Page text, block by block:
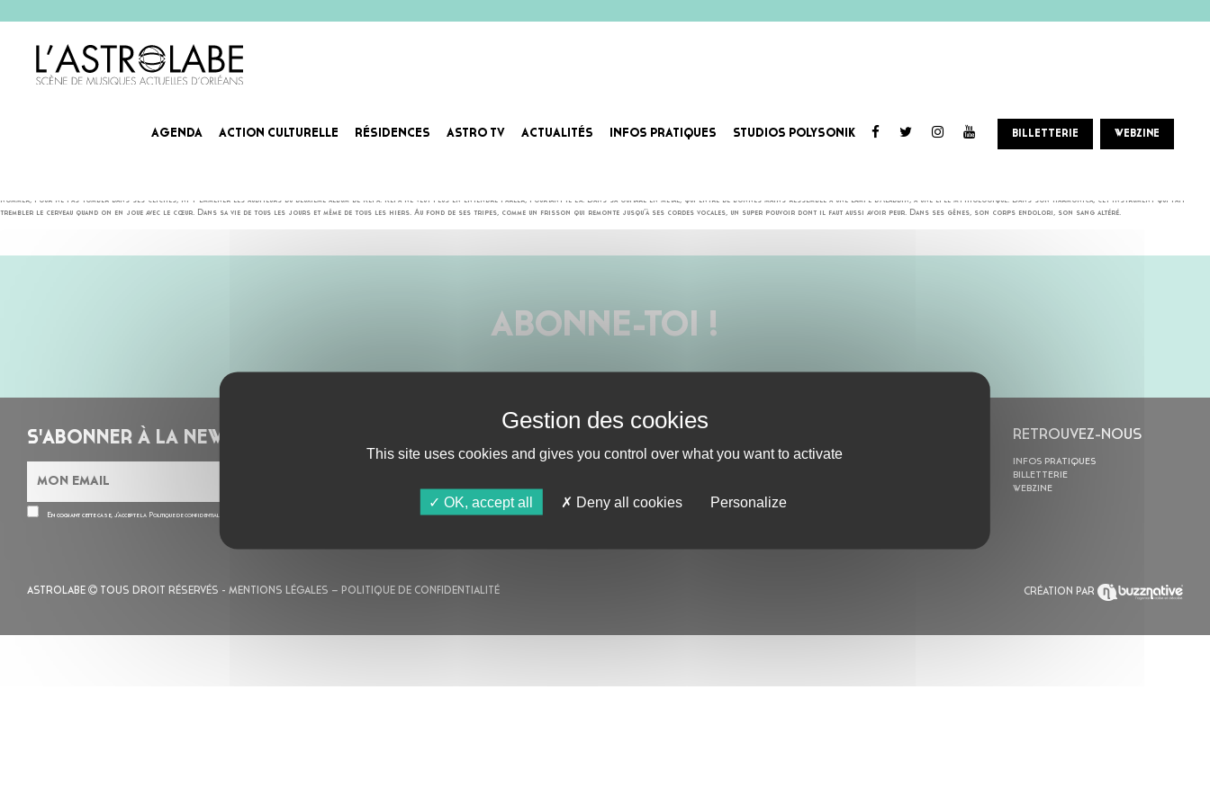
AGENDA ACTION CULTURELLE RÉSIDENCES ASTRO TV ACTUALITÉS INFOS PRATIQUES STUDIOS POLYSONIK BILLETTERIE WEBZINE
nommer, pour ne pas tomber dans ses clichés, ni y emmener les auditeurs du deuxième album de Kepa. Kepa ne veut plus en entendre parler, pourtant il l’a. Dans sa guitare en métal, qui entre de bonnes mains ressemble à une lampe d’Aladdin, à une épée mythologique. Dans son harmonica, cet instrument qui fait
trembler le cerveau quand on en joue avec le cœur. Dans sa vie de tous les jours et même de tous les hiers. Au fond de ses tripes, comme un frisson qui remonte jusqu’à ses cordes vocales, un super pouvoir dont il faut aussi avoir peur. Dans ses gênes, son corps endolori, son sang altéré.
ABONNE-TOI !
S'ABONNER À LA NEWSLETTER
En cochant cette case, j’accepte la Politique de confidentialité
AGENDA
ACTION CULTURELLE
RETROUVEZ-NOUS
INFOS PRATIQUES
BILLETTERIE
WEBZINE
ASTROLABE TOUS DROIT RÉSERVÉS - MENTIONS LÉGALES – POLITIQUE DE CONFIDENTIALITÉ CRÉATION PAR
This site uses cookies and gives you control over what you want to activate
OK, accept all Deny all cookies Personalize